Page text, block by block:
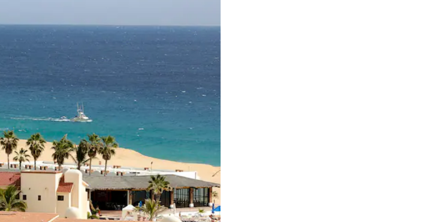
strzałek w górę i w dół lub przeglądać je za pomocą gestów dotykowych lub przesuwania.